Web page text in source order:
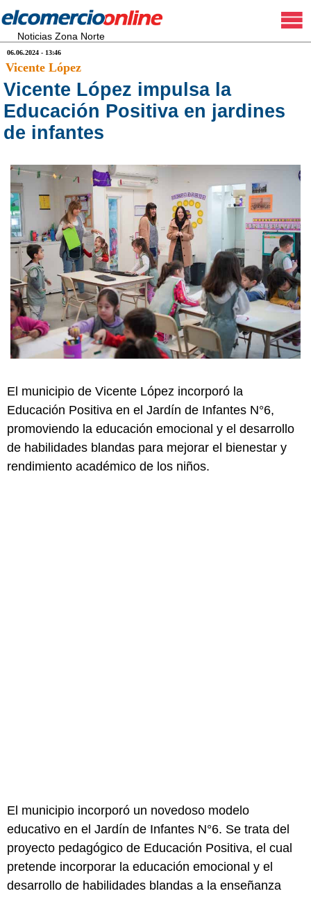
Noticias Zona Norte
06.06.2024 - 13:46
Vicente López
Vicente López impulsa la
Educación Positiva en jardines
de infantes
El municipio de Vicente López incorporó la
Educación Positiva en el Jardín de Infantes N°6,
promoviendo la educación emocional y el desarrollo
de habilidades blandas para mejorar el bienestar y
rendimiento académico de los niños.
El municipio incorporó un novedoso modelo
educativo en el Jardín de Infantes N°6. Se trata del
proyecto pedagógico de Educación Positiva, el cual
pretende incorporar la educación emocional y el
desarrollo de habilidades blandas a la enseñanza